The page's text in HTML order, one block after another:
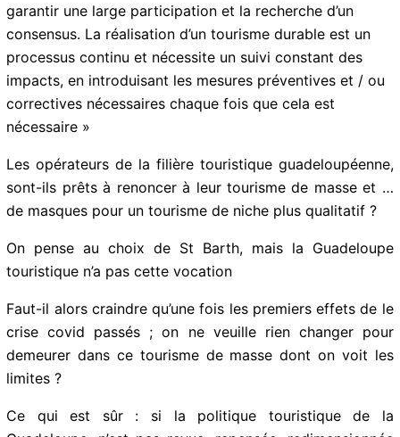
développement du tourisme durable nécessite la
participation éclairée de toutes les parties prenantes
concernées, ainsi qu’un leadership politique fort pour
garantir une large participation et la recherche d’un
consensus. La réalisation d’un tourisme durable est un
processus continu et nécessite un suivi constant des
ou correctives nécessaires chaque fois que cela est
nécessaire »
guadeloupéenne, sont-ils prêts à renoncer à leur
tourisme de masse et …de masques pour un tourisme
de niche plus qualitatif ?
On pense au choix de St Barth, mais la Guadeloupe
touristique n’a pas cette vocation
le crise covid passés ; on ne veuille rien changer pour
Abonnez-vous à la Newsletter pour ne rien